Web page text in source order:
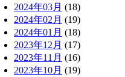
2024年03月 (18)
2024年02月 (19)
2024年01月 (18)
2023年12月 (17)
2023年11月 (16)
2023年10月 (19)